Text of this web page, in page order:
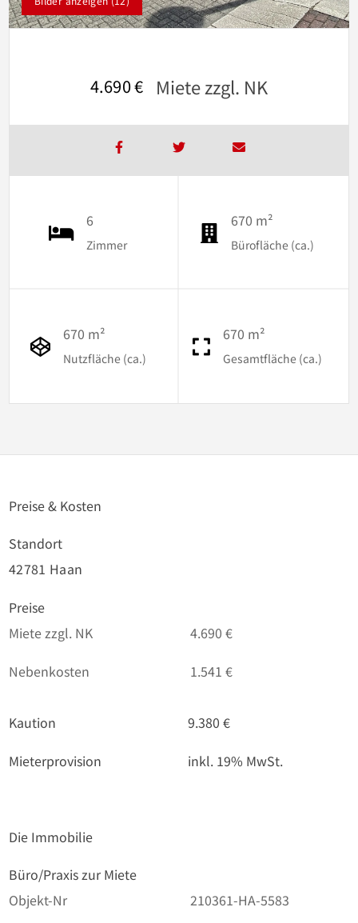
4.690 € Miete zzgl. NK
6
Zimmer
670 m²
Bürofläche (ca.)
670 m²
Nutzfläche (ca.)
670 m²
Gesamtfläche (ca.)
Preise & Kosten
Standort
42781 Haan
Preise
Miete zzgl. NK
4.690 €
Nebenkosten
1.541 €
Kaution
9.380 €
Mieterprovision
inkl. 19% MwSt.
Die Immobilie
Büro/Praxis zur Miete
Objekt-Nr
210361-HA-5583